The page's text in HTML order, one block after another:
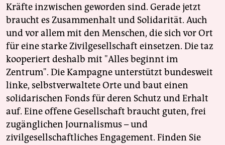
Kräfte inzwischen geworden sind. Gerade jetzt
braucht es Zusammenhalt und Solidarität. Auch
und vor allem mit den Menschen, die sich vor Ort
für eine starke Zivilgesellschaft einsetzen. Die taz
kooperiert deshalb mit "Alles beginnt im
Zentrum". Die Kampagne unterstützt bundesweit
linke, selbstverwaltete Orte und baut einen
solidarischen Fonds für deren Schutz und Erhalt
auf. Eine offene Gesellschaft braucht guten, frei
zugänglichen Journalismus – und
zivilgesellschaftliches Engagement. Finden Sie